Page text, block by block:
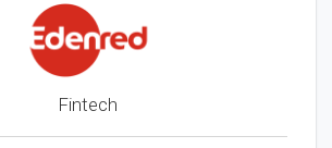
Fintech